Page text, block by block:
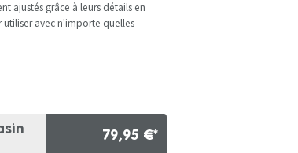
ajustés grâce à leurs détails en
avec n'importe quelles
79,95 €*